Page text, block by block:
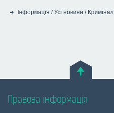
Інформація /Усі новини / Кримінал
Правова інформація